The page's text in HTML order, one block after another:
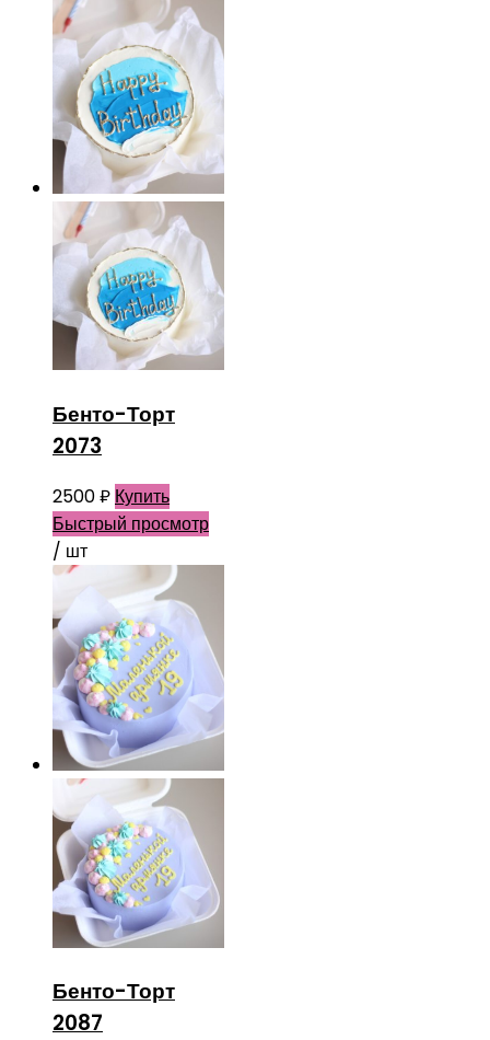
Бенто-Торт
2073
2500₽ Купить
Быстрый просмотр
/ шт
Бенто-Торт
2087